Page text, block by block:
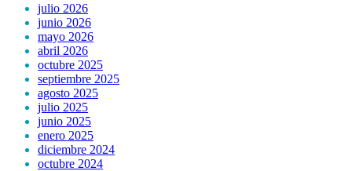
julio 2026
junio 2026
mayo 2026
abril 2026
octubre 2025
septiembre 2025
agosto 2025
julio 2025
junio 2025
enero 2025
diciembre 2024
octubre 2024